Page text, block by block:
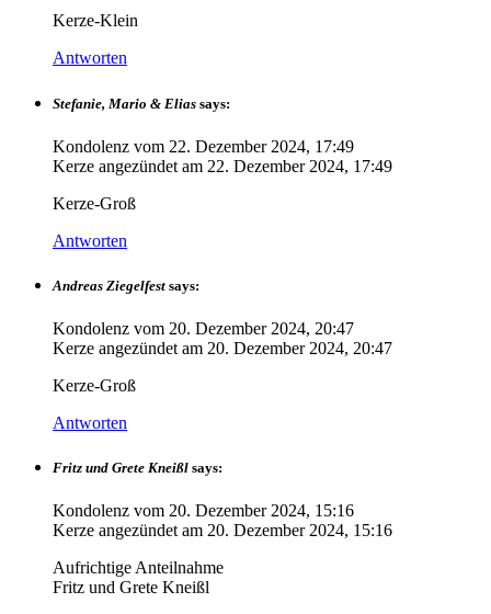
Kerze-Klein
Antworten
Stefanie, Mario & Elias says:
Kondolenz vom 22. Dezember 2024, 17:49
Kerze angezündet am 22. Dezember 2024, 17:49
Kerze-Groß
Antworten
Andreas Ziegelfest says:
Kondolenz vom 20. Dezember 2024, 20:47
Kerze angezündet am 20. Dezember 2024, 20:47
Kerze-Groß
Antworten
Fritz und Grete Kneißl says:
Kondolenz vom 20. Dezember 2024, 15:16
Kerze angezündet am 20. Dezember 2024, 15:16
Aufrichtige Anteilnahme
Fritz und Grete Kneißl